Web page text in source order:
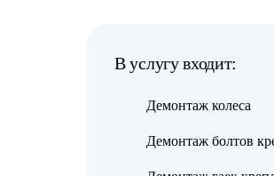
В услугу входит:
Демонтаж колеса
Демонтаж болтов